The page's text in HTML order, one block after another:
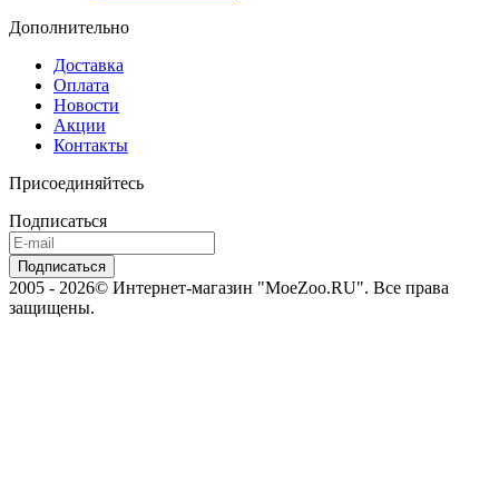
Дополнительно
Доставка
Оплата
Новости
Акции
Контакты
Присоединяйтесь
Подписаться
2005 - 2026© Интернет-магазин "MoeZoo.RU". Все права
защищены.